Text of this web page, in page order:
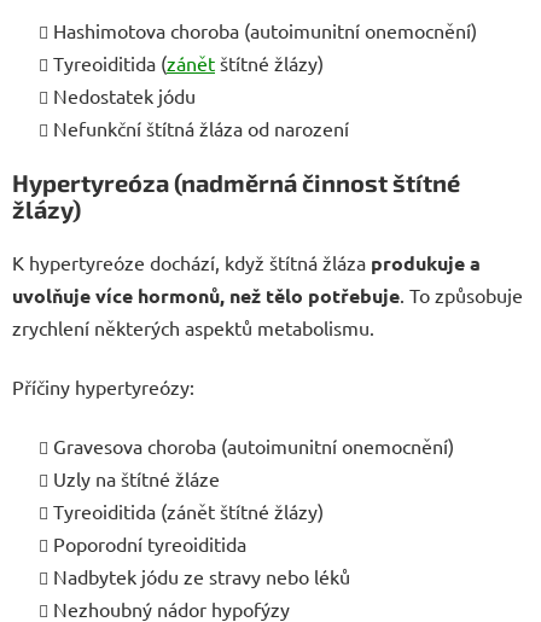
Hashimotova choroba (autoimunitní onemocnění)
Tyreoiditida (zánět štítné žlázy)
Nedostatek jódu
Nefunkční štítná žláza od narození
Hypertyreóza (nadměrná činnost štítné
žlázy)
K hypertyreóze dochází, když štítná žláza produkuje a
uvolňuje více hormonů, než tělo potřebuje . To způsobuje
zrychlení některých aspektů metabolismu.
Příčiny hypertyreózy:
Gravesova choroba (autoimunitní onemocnění)
Uzly na štítné žláze
Tyreoiditida (zánět štítné žlázy)
Poporodní tyreoiditida
Nadbytek jódu ze stravy nebo léků
Nezhoubný nádor hypofýzy